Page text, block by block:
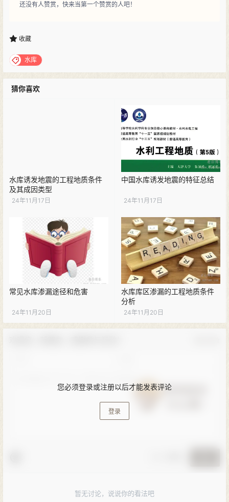
还没有人赞赏，快来当第一个赞赏的人吧！
收藏
水库
猜你喜欢
水库诱发地震的工程地质条件
及其成因类型
24年11月17日
中国水库诱发地震的特征总结
24年11月17日
常见水库渗漏途径和危害
24年11月20日
水库库区渗漏的工程地质条件
分析
24年11月20日
您必须登录或注册以后才能发表评论
登录
暂无讨论，说说你的看法吧